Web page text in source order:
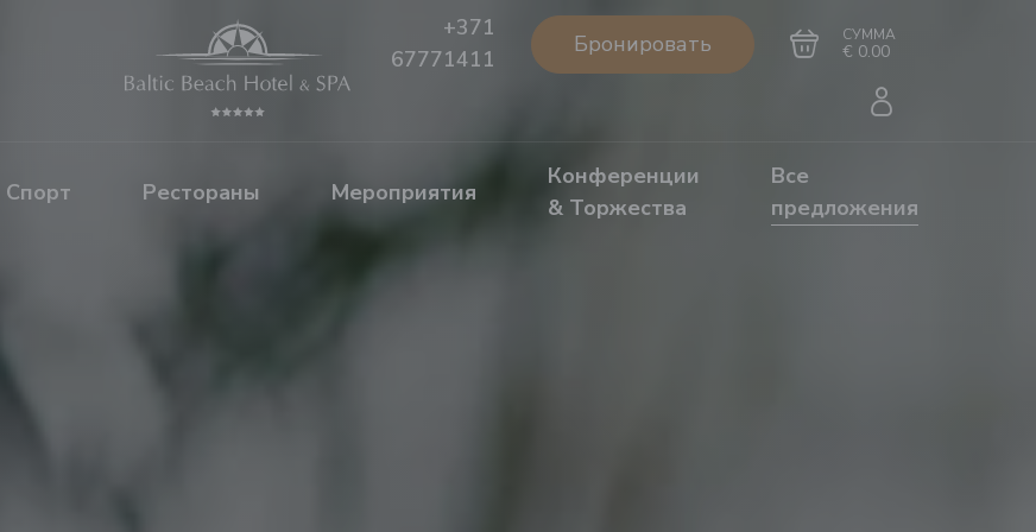
+371
67771411
Бронировать СУММА
€ 0.00
Спорт Рестораны Mероприятия
Конференции
& Торжества
Все
предложения